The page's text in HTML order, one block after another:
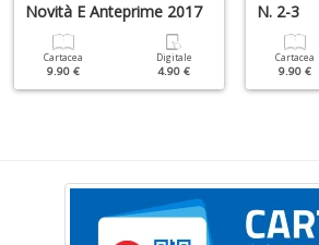
Novità E Anteprime 2017
Cartacea
9.90 €
Digitale
4.90 €
N. 2-3
Cartacea
9.90 €